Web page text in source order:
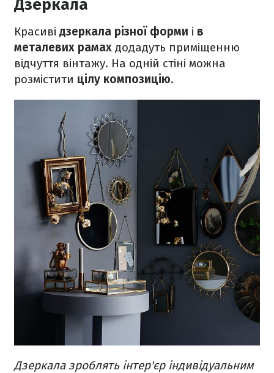
Дзеркала
Красиві дзеркала різної форми і в
металевих рамах додадуть приміщенню
відчуття вінтажу. На одній стіні можна
розмістити цілу композицію.
Дзеркала зроблять інтер'єр індивідуальним​